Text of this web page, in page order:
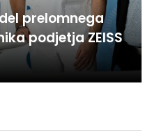
prelomnega
podjetja ZEISS